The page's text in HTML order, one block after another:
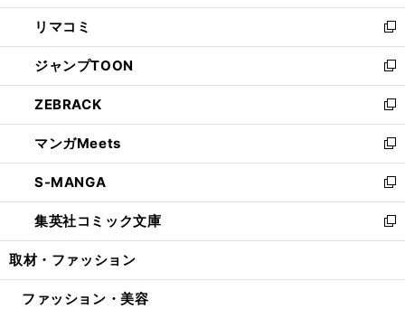
ウ
で
開
く
ン
ド
ウ
で
開
く
ウ
ィ
ン
ド
ウ
で
開
く
し
い
ウ
ィ
ン
ド
ウ
で
開
く
リマコミ
新
し
い
ウ
ィ
ン
ド
ウ
で
開
く
ジャンプTOON
新
し
い
ウ
ィ
ン
ド
ウ
で
開
ZEBRACK
新
し
い
ウ
ィ
ン
ド
ウ
開
マンガMeets
新
し
い
ウ
ィ
ン
ウ
S-MANGA
新
し
い
ウ
ン
集英社コミック文庫
新
し
ウ
取材・ファッション
ファッション・美容